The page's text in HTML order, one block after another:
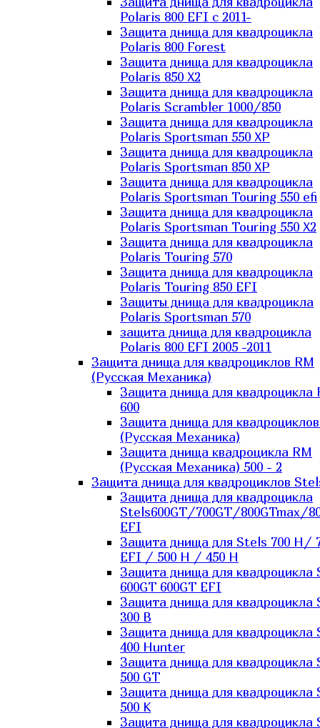
Polaris 800 EFI с 2011-
Защита днища для квадроцикла
Polaris 800 Forest
Защита днища для квадроцикла
Polaris 850 X2
Защита днища для квадроцикла
Polaris Scrambler 1000/850
Защита днища для квадроцикла
Polaris Sportsman 550 XP
Защита днища для квадроцикла
Polaris Sportsman 850 XP
Защита днища для квадроцикла
Polaris Sportsman Touring 550 efi
Защита днища для квадроцикла
Polaris Sportsman Touring 550 X2
Защита днища для квадроцикла
Polaris Touring 570
Защита днища для квадроцикла
Polaris Touring 850 EFI
Защиты днища для квадроцикла
Polaris Sportsman 570
защита днища для квадроцикла
Polaris 800 EFI 2005 -2011
Защита днища для квадроциклов RM
(Русская Механика)
Защита днища для квадроцикла
600
Защита днища для
(Русская Механика)
Защита днища квадроцикла RM
(Русская Механика) 500 - 2
Защита днища для квадроциклов
Защита днища для квадроцикла
Stels600GT/700GT/800GTmax/
EFI
Защита днища для Stels 700 H/
EFI / 500 H / 450 H
Защита днища для квадроцикла
600GT 600GT EFI
Защита днища для квадроцикла
300 B
Защита днища для квадроцикла
400 Hunter
Защита днища для квадроцикла
500 GT
Защита днища для квадроцикла
500 K
Защита днища для квадроцикла